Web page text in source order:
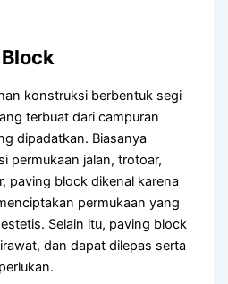
konstruksi berbentuk segi
terbuat dari campuran
dipadatkan. Biasanya
permukaan jalan, trotoar,
paving block dikenal karena
permukaan yang
Selain itu, paving block
dan dapat dilepas serta